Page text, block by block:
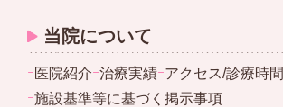
当院について
ｰ医院紹介ｰ治療実績ｰアクセス/診療時間
ｰ施設基準等に基づく掲示事項